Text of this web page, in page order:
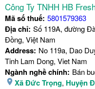
Công Ty TNHH HB
Mã số thuế: 5801579363
Địa chỉ: Số 119A, đường
Đồng, Việt Nam
Address: No 119a, Dao
Tinh Lam Dong, Viet Nam
Ngành nghề chính: Bán
Xã Đức Trọng, Huyện